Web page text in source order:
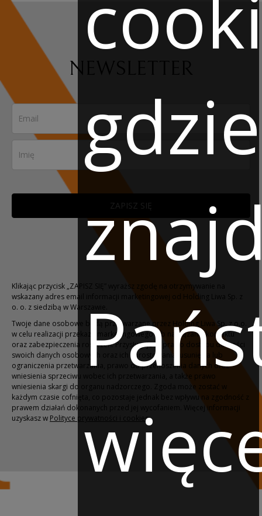
gdzie
NEWSLETTER
ZAPISZ SIĘ
Klikając przycisk „ZAPISZ SIĘ” wyraższ zgodę na otrzymywanie na
wskazany adres email informacji marketingowej od Holding Liwa Sp. z
o. o. z siedzibą w Warszawie.
Twoje dane osobowe będą przetwarzane przez Holding Liwa Sp. z o.o.
w celu realizacji przekazu marketingowego lub nawiązania kontaktu
oraz zabezpieczenia roszczeń. Przysługuje Ci prawo dostępu do treści
swoich danych osobowych oraz ich sprostowania, usunięcia lub
ograniczenia przetwarzania, prawo do przenoszenia danych oraz
wniesienia sprzeciwu wobec ich przetwarzania, a także prawo
wniesienia skargi do organu nadzorczego. Zgoda może zostać w
każdym czasie cofnięta, co pozostaje jednak bez wpływu na zgodność z
prawem działań dokonanych przed jej wycofaniem. Więcej informacji
uzyskasz w Polityce prywatności i cookies.